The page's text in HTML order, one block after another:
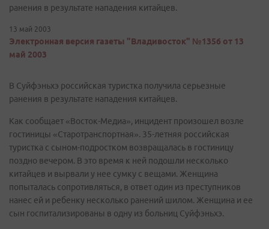
ранения в результате нападения китайцев.
13 май 2003
Электронная версия газеты "Владивосток" №1356 от 13
май 2003
В Суйфэньхэ российская туристка получила серьезные
ранения в результате нападения китайцев.
Как сообщает «Восток-Медиа», инцидент произошел возле
гостиницы «Старотранспортная». 35-летняя российская
туристка с сыном-подростком возвращалась в гостиницу
поздно вечером. В это время к ней подошли несколько
китайцев и вырвали у нее сумку с вещами. Женщина
попыталась сопротивляться, в ответ один из преступников
нанес ей и ребенку несколько ранений шилом. Женщина и ее
сын госпитализированы в одну из больниц Суйфэньхэ.